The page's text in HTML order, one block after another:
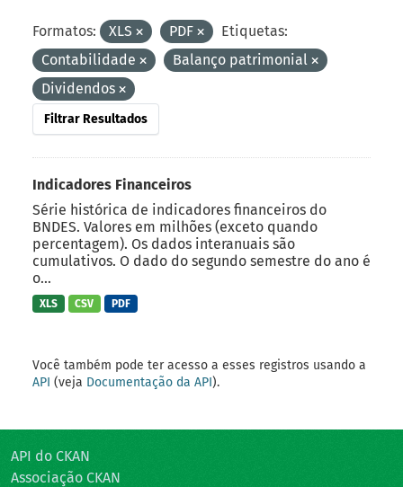
Formatos: XLS PDF
Etiquetas:
Contabilidade
Balanço patrimonial
Dividendos
Filtrar Resultados
Indicadores Financeiros
Série histórica de indicadores financeiros do
BNDES. Valores em milhões (exceto quando
percentagem). Os dados interanuais são
cumulativos. O dado do segundo semestre do ano é
o...
XLS CSV PDF
Você também pode ter acesso a esses registros usando a
API (veja Documentação da API).
API do CKAN
Associação CKAN